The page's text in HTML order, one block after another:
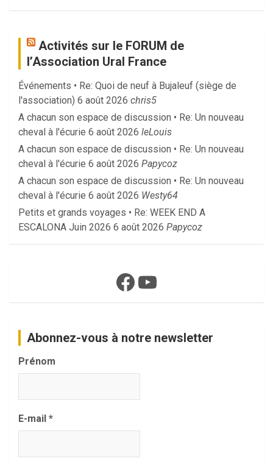
Activités sur le FORUM de
l’Association Ural France
Événements • Re: Quoi de neuf à Bujaleuf (siège de
l'association) 6 août 2026 chris5
A chacun son espace de discussion • Re: Un nouveau
cheval à l'écurie 6 août 2026 leLouis
A chacun son espace de discussion • Re: Un nouveau
cheval à l'écurie 6 août 2026 Papycoz
A chacun son espace de discussion • Re: Un nouveau
cheval à l'écurie 6 août 2026 Westy64
Petits et grands voyages • Re: WEEK END A
ESCALONA Juin 2026 6 août 2026 Papycoz
Facebook
YouTube
Abonnez-vous à notre newsletter
Prénom
E-mail *